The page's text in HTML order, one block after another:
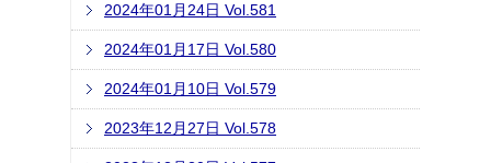
2024年01月24日 Vol.581
2024年01月17日 Vol.580
2024年01月10日 Vol.579
2023年12月27日 Vol.578